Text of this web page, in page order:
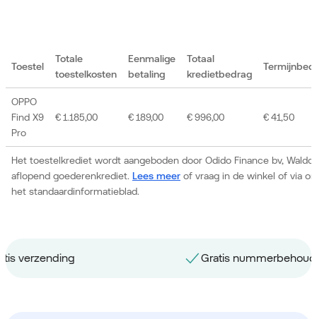
Toestel
Totale
toestelkosten
Eenmalige
betaling
Totaal
kredietbedrag
Het toestelkrediet wordt aangeboden door Odido Finance bv,
aflopend goederenkrediet. Lees meer of vraag in de winkel of via
het standaardinformatieblad.
OPPO
Find X9
Pro
€ 1.185,00 € 189,00 € 996,00 € 41,50
Gratis nummerbehoud